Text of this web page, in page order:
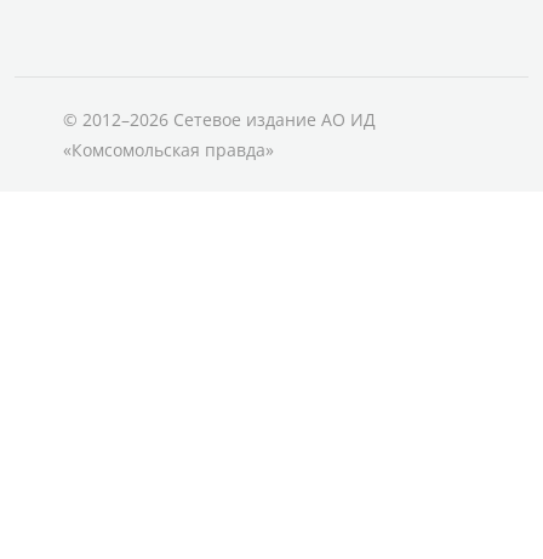
© 2012–2026 Сетевое издание АО ИД
«Комсомольская правда»